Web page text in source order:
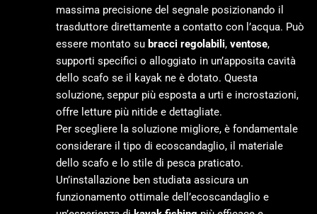
massima precisione del segnale posizionando il
trasduttore direttamente a contatto con l’acqua. Può
essere montato su bracci regolabili, ventose,
supporti specifici o alloggiato in un’apposita cavità
dello scafo se il kayak ne è dotato. Questa
soluzione, seppur più esposta a urti e incrostazioni,
offre letture più nitide e dettagliate.
Per scegliere la soluzione migliore, è fondamentale
considerare il tipo di ecoscandaglio, il materiale
dello scafo e lo stile di pesca praticato.
Un’installazione ben studiata assicura un
funzionamento ottimale dell’ecoscandaglio e